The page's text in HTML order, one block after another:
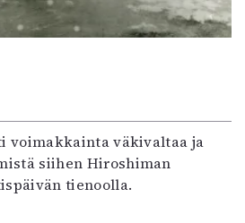
voimakkainta väkivaltaa ja
siihen Hiroshiman
tienoolla.